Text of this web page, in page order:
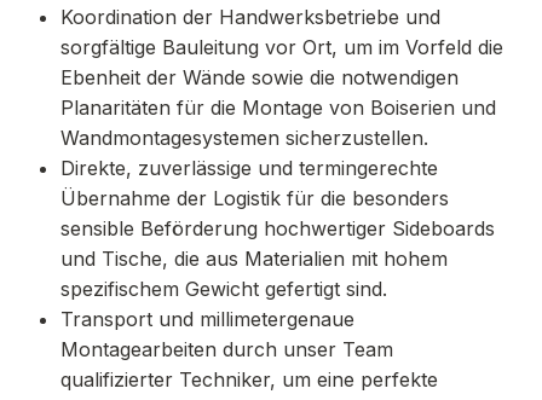
Koordination der Handwerksbetriebe und
sorgfältige Bauleitung vor Ort, um im Vorfeld die
Ebenheit der Wände sowie die notwendigen
Planaritäten für die Montage von Boiserien und
Wandmontagesystemen sicherzustellen.
Direkte, zuverlässige und termingerechte
Übernahme der Logistik für die besonders
sensible Beförderung hochwertiger Sideboards
und Tische, die aus Materialien mit hohem
spezifischem Gewicht gefertigt sind.
Transport und millimetergenaue
Montagearbeiten durch unser Team
qualifizierter Techniker, um eine perfekte